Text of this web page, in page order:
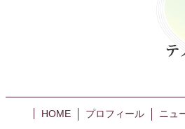
HOME プロフィール ニュ